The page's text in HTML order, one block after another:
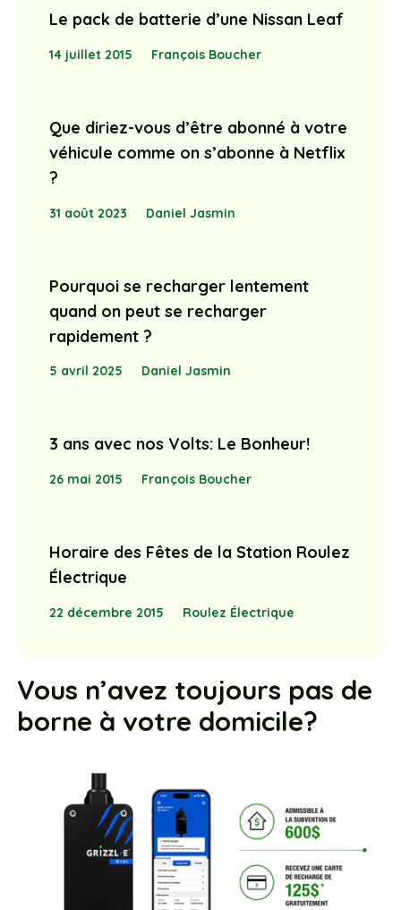
Le pack de batterie d’une Nissan Leaf
14 juillet 2015 François Boucher
Que diriez-vous d’être abonné à votre
véhicule comme on s’abonne à Netflix
?
31 août 2023 Daniel Jasmin
Pourquoi se recharger lentement
quand on peut se recharger
rapidement ?
5 avril 2025 Daniel Jasmin
3 ans avec nos Volts: Le Bonheur!
26 mai 2015 François Boucher
Horaire des Fêtes de la Station Roulez
Électrique
22 décembre 2015 Roulez Électrique
Vous n’avez toujours pas de
borne à votre domicile?